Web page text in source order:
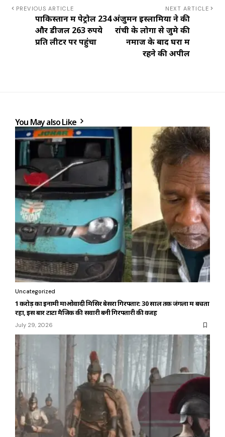
PREVIOUS ARTICLE
पाकिस्तान में पेट्रोल 234
और डीजल 263 रुपये
प्रति लीटर पर पहुंचा
NEXT ARTICLE
अंजुमन इस्लामिया ने की
रांची के लोगों से जुमे की
नमाज के बाद घरों में
रहने की अपील
You May also Like
Uncategorized
₹1 करोड़ का इनामी माओवादी मिसिर बेसरा गिरफ्तार: 30 साल तक जंगलों में बचता
रहा, इस बार टाटा मैजिक की सवारी बनी गिरफ्तारी की वजह
July 29, 2026